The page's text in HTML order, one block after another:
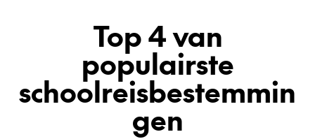
Top 4 van
populairste
schoolreisbestemmin
gen